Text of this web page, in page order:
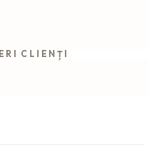
CLIENȚI